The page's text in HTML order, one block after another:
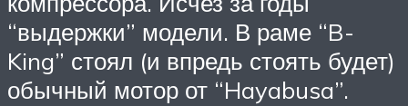
“выдержки” модели. В раме “B-
King” стоял (и впредь стоять будет)
обычный мотор от “Hayabusa”.